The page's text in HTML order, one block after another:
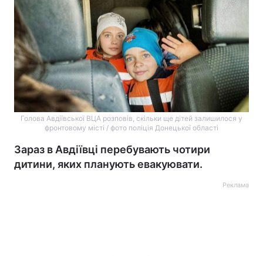
Голова Авдіївської ВЦА розповів, скільки ще дітей залишилося у
фронтовому місті / фото поліція Донецької області
Зараз в Авдіївці перебувають чотири
дитини, яких планують евакуювати.
Реклама